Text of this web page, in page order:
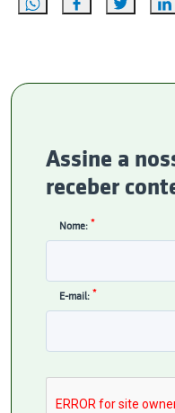
Assine a
receber
Nome: *
E-mail: *